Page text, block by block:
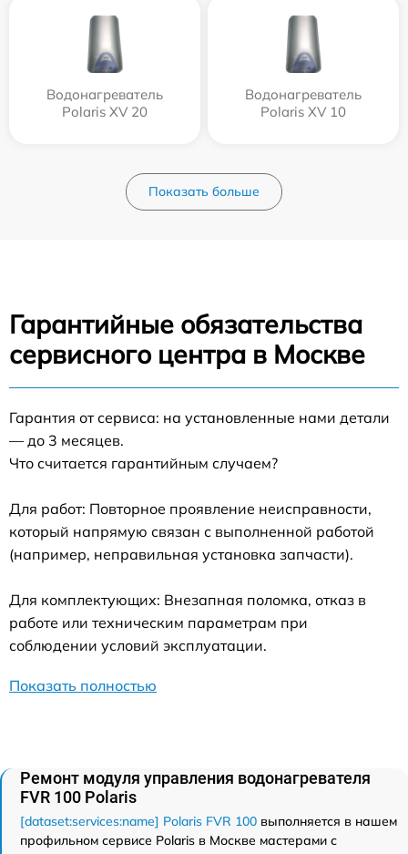
Водонагреватель
Polaris XV 20
Водонагреватель
Polaris XV 10
Показать больше
Гарантийные обязательства
сервисного центра в Москве
Гарантия от сервиса: на установленные нами детали
— до 3 месяцев.
Что считается гарантийным случаем?
Для работ: Повторное проявление неисправности,
который напрямую связан с выполненной работой
(например, неправильная установка запчасти).
Для комплектующих: Внезапная поломка, отказ в
работе или техническим параметрам при
соблюдении условий эксплуатации.
Показать полностью
Ремонт модуля управления водонагревателя
FVR 100 Polaris
[dataset:services:name] Polaris FVR 100 выполняется в нашем
профильном сервисе Polaris в Москве мастерами с